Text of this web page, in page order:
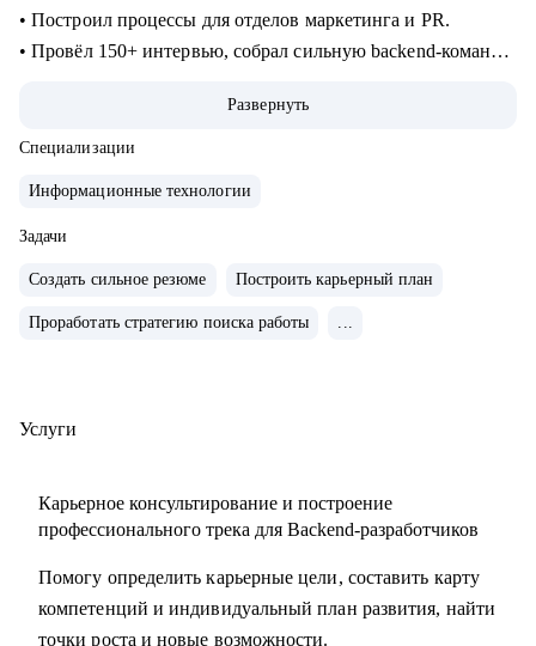
• Построил процессы для отделов маркетинга и PR.
• Провёл 150+ интервью, собрал сильную backend-команду
• Регулярно обучаю и развиваю сотрудников: внедрил
индивидуальные планы роста.
представитель компании на конференциях и в СМИ
(Forbes, Ведомости, Коммерсантъ, РБК, Деловой
Петербург).
• Автор образовательных материалов, статей и онлайн-
сопроводительное под целевые позиции.
ключевые достижения, грамотно структурируем опыт.
• Подготовить к собеседованиям: техническим,
финальным, сложным кейсам и вопросам.
Развернуть
Специализации
Информационные технологии
Задачи
Создать сильное резюме Построить карьерный план
Проработать стратегию поиска работы ...
Услуги
Карьерное консультирование и построение
профессионального трека для Backend-разработчиков
Помогу определить карьерные цели, составить карту
компетенций и индивидуальный план развития, найти
точки роста и новые возможности.